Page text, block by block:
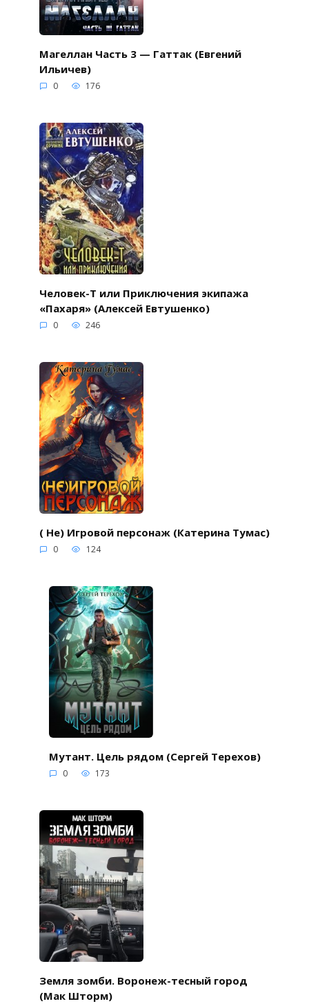
Магеллан Часть 3 — Гаттак (Евгений
Ильичев)
0 176
Человек-Т или Приключения экипажа
«Пахаря» (Алексей Евтушенко)
0 246
( Не) Игровой персонаж (Катерина Тумас)
0 124
Мутант. Цель рядом (Сергей Терехов)
0 173
Земля зомби. Воронеж-тесный город
(Мак Шторм)